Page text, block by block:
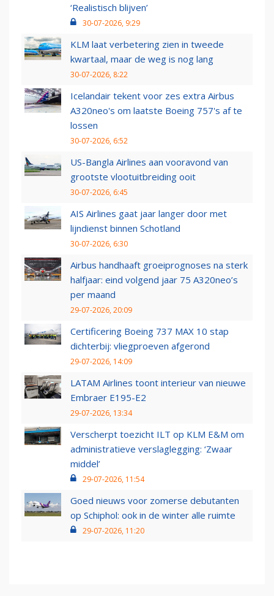
‘Realistisch blijven’
30-07-2026, 9:29
KLM laat verbetering zien in tweede
kwartaal, maar de weg is nog lang
30-07-2026, 8:22
Icelandair tekent voor zes extra Airbus
A320neo's om laatste Boeing 757's af te
lossen
30-07-2026, 6:52
US-Bangla Airlines aan vooravond van
grootste vlootuitbreiding ooit
30-07-2026, 6:45
AIS Airlines gaat jaar langer door met
lijndienst binnen Schotland
30-07-2026, 6:30
Airbus handhaaft groeiprognoses na sterk
halfjaar: eind volgend jaar 75 A320neo’s
per maand
29-07-2026, 20:09
Certificering Boeing 737 MAX 10 stap
dichterbij: vliegproeven afgerond
29-07-2026, 14:09
LATAM Airlines toont interieur van nieuwe
Embraer E195-E2
29-07-2026, 13:34
Verscherpt toezicht ILT op KLM E&M om
administratieve verslaglegging: ‘Zwaar
middel’
29-07-2026, 11:54
Goed nieuws voor zomerse debutanten
op Schiphol: ook in de winter alle ruimte
29-07-2026, 11:20